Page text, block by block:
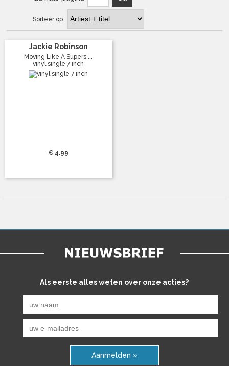
Sorteer op
Jackie Robinson
Moving Like A Supers ...
vinyl single 7 inch
€ 4.99
Als eerste alles weten over onze acties?
Aanmelden »